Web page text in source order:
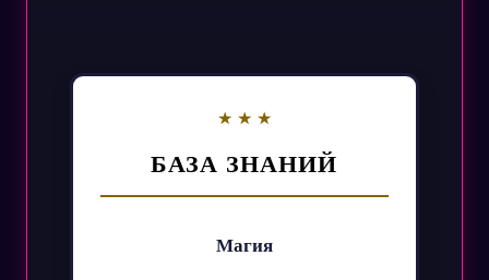
БАЗА ЗНАНИЙ
Магия